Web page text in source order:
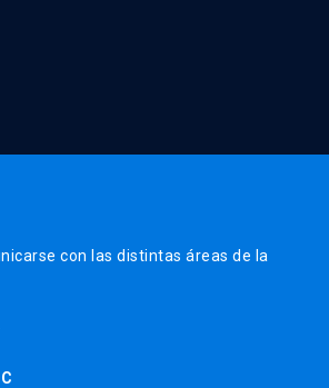
con las distintas áreas de la